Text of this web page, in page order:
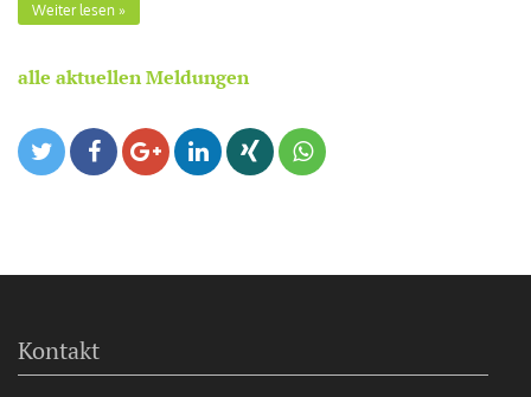
Weiter lesen
alle aktuellen Meldungen
Kontakt